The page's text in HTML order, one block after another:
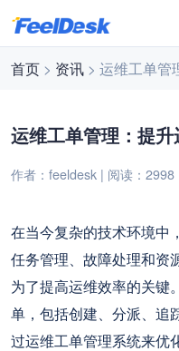
首页 > 资讯 > 运维工单管
运维工单管理：提
作者：feeldesk | 阅读：
在当今复杂的技术环境中
任务管理、故障处理和资
为了提高运维效率的关键
单，包括创建、分派、追
过运维工单管理系统来优